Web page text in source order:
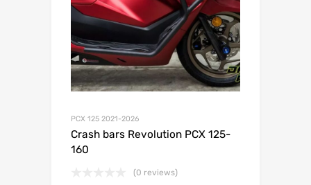
PCX 125 2021-2026
Crash bars Revolution PCX 125-
160
(0 reviews)